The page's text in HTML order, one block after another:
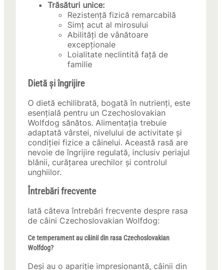
Trăsături unice:
Rezistență fizică remarcabilă
Simț acut al mirosului
Abilități de vânătoare
excepționale
Loialitate neclintită față de
familie
Dietă și îngrijire
O dietă echilibrată, bogată în nutrienți, este
esențială pentru un Czechoslovakian
Wolfdog sănătos. Alimentația trebuie
adaptată vârstei, nivelului de activitate și
condiției fizice a câinelui. Această rasă are
nevoie de îngrijire regulată, inclusiv periajul
blănii, curățarea urechilor și controlul
unghiilor.
Întrebări frecvente
Iată câteva întrebări frecvente despre rasa
de câini Czechoslovakian Wolfdog:
Ce temperament au câinii din rasa Czechoslovakian
Wolfdog?
Deși au o apariție impresionantă, câinii din